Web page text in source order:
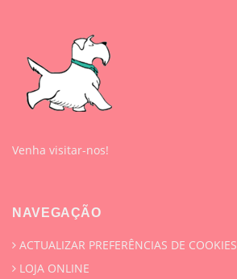
Venha visitar-nos!
NAVEGAÇÃO
ACTUALIZAR PREFERÊNCIAS DE COOKIES
LOJA ONLINE